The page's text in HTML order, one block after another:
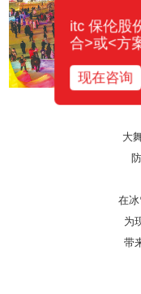
大
在
为
带
itc 保伦股
合>或<方
现在咨询